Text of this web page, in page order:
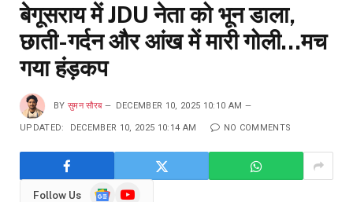
बेगूसराय में JDU नेता को भून डाला,
छाती-गर्दन और आंख में मारी गोली…मच
गया हंड़कप
BY सुमन सौरब DECEMBER 10, 2025 10:10 AM
UPDATED: DECEMBER 10, 2025 10:14 AM NO COMMENTS
Follow Us
GoogleYouTube